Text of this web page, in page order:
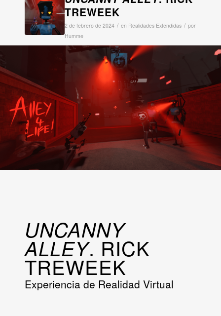
TREWEEK
2 de febrero de 2024 / en Realidades Extendidas / por
Humme
UNCANNY
ALLEY. RICK
TREWEEK
Experiencia de Realidad Virtual